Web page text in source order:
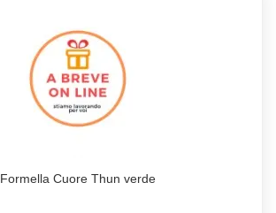
Formella Cuore Thun verde